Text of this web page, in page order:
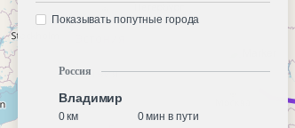
Показывать попутные города
Россия
Владимир
0 км
0 мин в пути